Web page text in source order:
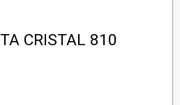
CRISTAL 810